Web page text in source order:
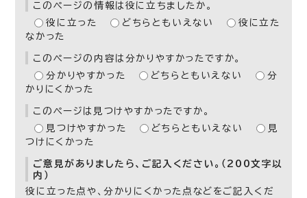
このページの情報は役に立ちましたか。
役に立った
どちらともいえない
役に立た
なかった
このページの内容は分かりやすかったですか。
分かりやすかった
どちらともいえない
分
かりにくかった
このページは見つけやすかったですか。
見つけやすかった
どちらともいえない
見
つけにくかった
ご意見がありましたら、ご記入ください。（200文字以
内）
役に立った点や、分かりにくかった点などをご記入くだ